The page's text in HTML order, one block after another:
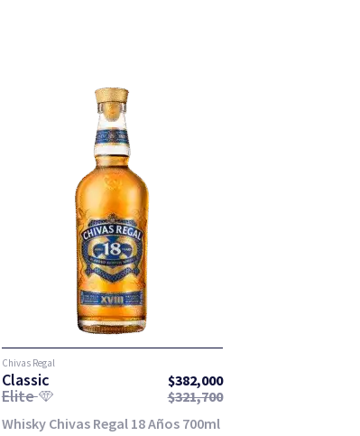
Chivas Regal
Classic $382,000
Elite $321,700
Whisky Chivas Regal 18 Años 700ml